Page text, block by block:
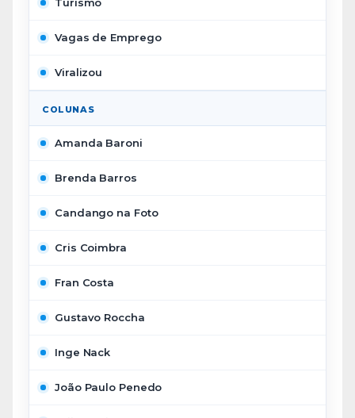
Turismo
Vagas de Emprego
Viralizou
COLUNAS
Amanda Baroni
Brenda Barros
Candango na Foto
Cris Coimbra
Fran Costa
Gustavo Roccha
Inge Nack
João Paulo Penedo